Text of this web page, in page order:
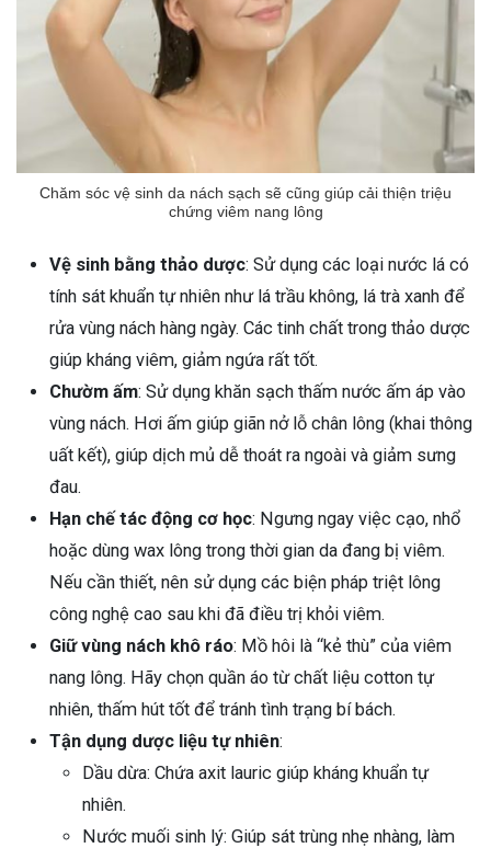
Chăm sóc vệ sinh da nách sạch sẽ cũng giúp cải thiện triệu
chứng viêm nang lông
Vệ sinh bằng thảo dược: Sử dụng các loại nước lá có
tính sát khuẩn tự nhiên như lá trầu không, lá trà xanh để
rửa vùng nách hàng ngày. Các tinh chất trong thảo dược
giúp kháng viêm, giảm ngứa rất tốt.
Chườm ấm: Sử dụng khăn sạch thấm nước ấm áp vào
vùng nách. Hơi ấm giúp giãn nở lỗ chân lông (khai thông
uất kết), giúp dịch mủ dễ thoát ra ngoài và giảm sưng
đau.
Hạn chế tác động cơ học: Ngưng ngay việc cạo, nhổ
hoặc dùng wax lông trong thời gian da đang bị viêm.
Nếu cần thiết, nên sử dụng các biện pháp triệt lông
công nghệ cao sau khi đã điều trị khỏi viêm.
Giữ vùng nách khô ráo: Mồ hôi là “kẻ thù” của viêm
nang lông. Hãy chọn quần áo từ chất liệu cotton tự
nhiên, thấm hút tốt để tránh tình trạng bí bách.
Tận dụng dược liệu tự nhiên:
Dầu dừa: Chứa axit lauric giúp kháng khuẩn tự
nhiên.
Nước muối sinh lý: Giúp sát trùng nhẹ nhàng, làm